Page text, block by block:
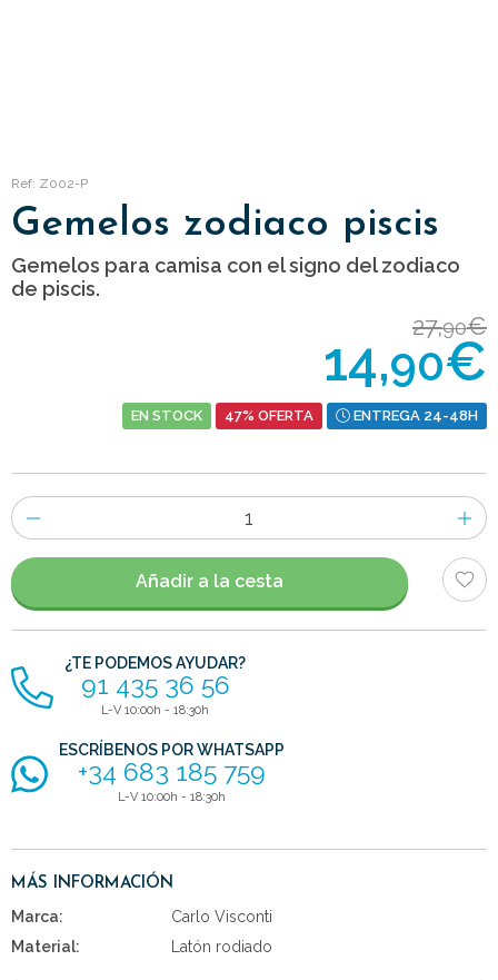
Ref: Z002-P
Gemelos zodiaco piscis
Gemelos para camisa con el signo del zodiaco
de piscis.
27,90€
14,90€
EN STOCK 47% OFERTA ENTREGA 24-48H
Número
de
artículos
Añadir a la cesta
¿TE PODEMOS AYUDAR?
91 435 36 56
L-V 10:00h - 18:30h
ESCRÍBENOS POR WHATSAPP
+34 683 185 759
L-V 10:00h - 18:30h
MÁS INFORMACIÓN
Marca:
Carlo Visconti
Material:
Latón rodiado